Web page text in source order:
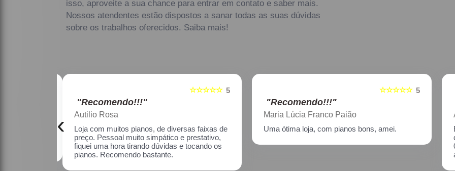
isso, aproveite a sua chance para entrar em contato e saber mais.
Nossos atendentes estão dispostos a sanar todas as suas dúvidas
sobre os trabalhos oferecidos. Saiba mais!
5
☆☆☆☆☆
"Recomendo!!!"
Maria Lúcia Franco Paião
Uma ótima loja, com pianos bons, amei.
5
☆☆☆☆☆
"Recomendo!!!"
Aline Nagata
Excelente atendimento!! Enviei um piano para
02/2021, incluindo o transporte. Muito
‹